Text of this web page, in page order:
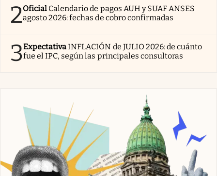
2Oficial Calendario de pagos AUH y SUAF ANSES
agosto 2026: fechas de cobro confirmadas
3ExpectativaINFLACIÓN de JULIO 2026: de cuánto
fue el IPC, según las principales consultoras